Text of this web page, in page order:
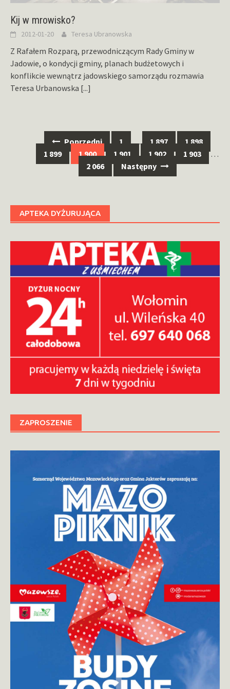
Kij w mrowisko?
2012-01-20 Teresa Ubranowska
Z Rafałem Rozparą, przewodniczącym Rady Gminy w
Jadowie, o kondycji gminy, planach budżetowych i
konflikcie wewnątrz jadowskiego samorządu rozmawia
Teresa Urbanowska [...]
Nawigacja
wpisach
Poprzedni 1 … 1 897
1 898
1 899
1 900 1 901 1 902 1 903
…
2 066
Następny
APTEKA DYŻURUJĄCA
ZAPROSZENIE